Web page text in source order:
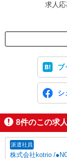
求人
ブ
シ
8件のこの求
派遣社員
株式会社kotrio /